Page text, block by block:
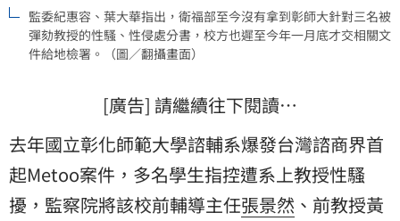
監委紀惠容、葉大華指出，衛福部至今沒有拿到彰師大針對三名被
彈劾教授的性騷、性侵處分書，校方也遲至今年一月底才交相關文
件給地檢署。（圖／翻攝畫面）
[廣告] 請繼續往下閱讀…
去年國立彰化師範大學諮輔系爆發台灣諮商界首
起Metoo案件，多名學生指控遭系上教授性騷
擾，監察院將該校前輔導主任張景然 、前教授黃